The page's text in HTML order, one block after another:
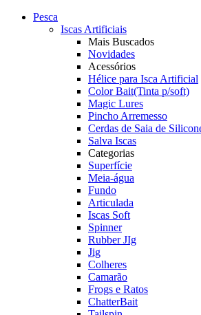
Pesca
Iscas Artificiais
Mais Buscados
Novidades
Acessórios
Hélice para Isca Artificial
Color Bait(Tinta p/soft)
Magic Lures
Pincho Arremesso
Cerdas de Saia de
Salva Iscas
Categorias
Superfície
Meia-água
Fundo
Articulada
Iscas Soft
Spinner
Rubber JIg
Jig
Colheres
Camarão
Frogs e Ratos
ChatterBait